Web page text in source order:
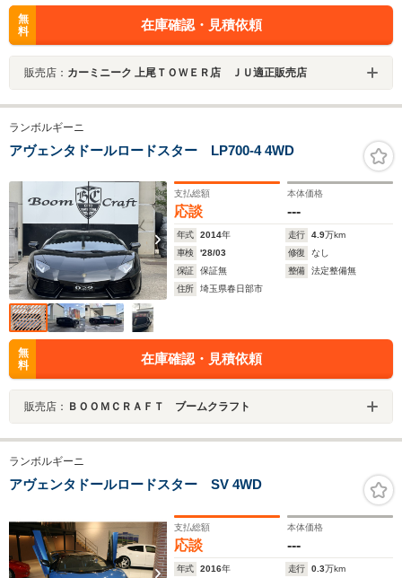
無
料
在庫確認・見積依頼
販売店： カーミニーク 上尾ＴＯＷＥＲ店 ＪＵ適正販売店
ランボルギーニ
アヴェンタドールロードスター LP700-4 4WD
支払総額
応談
本体価格
---
年式 2014年 走行 4.9万km
車検
'28/03 修復
なし
保証
保証無 整備
法定整備無
住所
埼玉県春日部市
無
料
在庫確認・見積依頼
販売店： ＢＯＯＭＣＲＡＦＴ ブームクラフト
ランボルギーニ
アヴェンタドールロードスター SV 4WD
支払総額
応談
本体価格
---
年式 2016年 走行 0.3万km